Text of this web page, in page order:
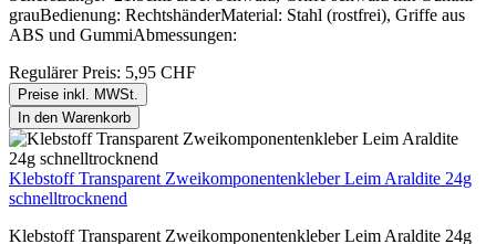
grauBedienung: RechtshänderMaterial: Stahl (rostfrei), Griffe aus
ABS und GummiAbmessungen:
Regulärer Preis: 5,95 CHF
Preise inkl. MWSt.
In den Warenkorb
Klebstoff Transparent Zweikomponentenkleber Leim Araldite 24g
schnelltrocknend
Klebstoff Transparent Zweikomponentenkleber Leim Araldite 24g